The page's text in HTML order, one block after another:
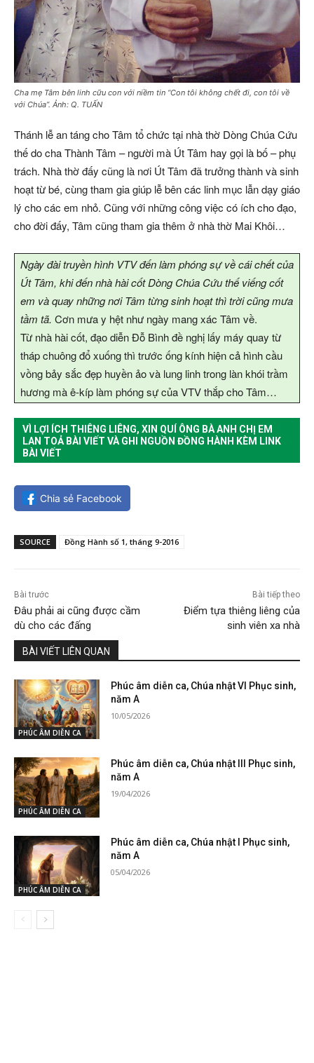
Cha mẹ Tâm bên linh cữu con với niềm tin “Con tôi không chết đi, con tôi về
với Chúa”. Ảnh: Q. TUẤN
Thánh lễ an táng cho Tâm tổ chức tại nhà thờ Dòng Chúa Cứu
thế do cha Thành Tâm – người mà Út Tâm hay gọi là bố – phụ
trách. Nhà thờ đấy cũng là nơi Út Tâm đã trưởng thành và sinh
hoạt từ bé, cùng tham gia giúp lễ bên các linh mục lẫn dạy giáo
lý cho các em nhỏ. Cũng với những công việc có ích cho đạo,
cho đời đấy, Tâm cũng tham gia thêm ở nhà thờ Mai Khôi…
Ngày đài truyền hình VTV đến làm phóng sự về cái chết của
Út Tâm, khi đến nhà hài cốt Dòng Chúa Cứu thế viếng cốt
em và quay những nơi Tâm từng sinh hoạt thì trời cũng mưa
tầm tã. Cơn mưa y hệt như ngày mang xác Tâm về.
Từ nhà hài cốt, đạo diễn Đỗ Bình đề nghị lấy máy quay từ
tháp chuông đổ xuống thì trước ống kính hiện cả hình cầu
vồng bảy sắc đẹp huyền ảo và lung linh trong làn khói trầm
hương mà ê-kíp làm phóng sự của VTV thắp cho Tâm…
VÌ LỢI ÍCH THIÊNG LIÊNG, XIN QUÍ ÔNG BÀ ANH CHỊ EM
LAN TOẢ BÀI VIẾT VÀ GHI NGUỒN ĐỒNG HÀNH KÈM LINK
BÀI VIẾT
Chia sẻ Facebook
SOURCE Đồng Hành số 1, tháng 9-2016
Bài trước
Đâu phải ai cũng được cầm
dù cho các đấng
Bài tiếp theo
Điểm tựa thiêng liêng của
sinh viên xa nhà
BÀI VIẾT LIÊN QUAN
PHÚC ÂM DIỄN CA
Phúc âm diễn ca, Chúa nhật VI Phục sinh,
năm A
10/05/2026
PHÚC ÂM DIỄN CA
Phúc âm diễn ca, Chúa nhật III Phục sinh,
năm A
19/04/2026
PHÚC ÂM DIỄN CA
Phúc âm diễn ca, Chúa nhật I Phục sinh,
năm A
05/04/2026